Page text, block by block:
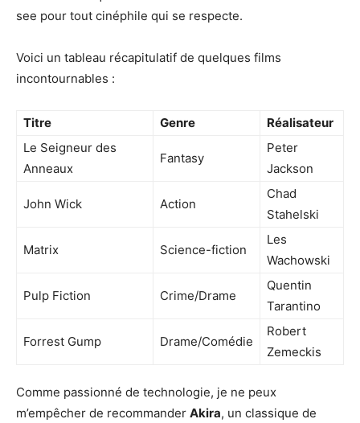
see pour tout cinéphile qui se respecte.
Voici un tableau récapitulatif de quelques films
incontournables :
Titre Genre
Réalisateur
Le Seigneur des
Anneaux
Fantasy
Peter
Jackson
John Wick Action
Chad
Stahelski
Matrix Science-fiction
Les
Wachowski
Pulp Fiction Crime/Drame
Quentin
Tarantino
Forrest Gump Drame/Comédie
Robert
Zemeckis
Comme passionné de technologie, je ne peux
m’empêcher de recommander Akira, un classique de